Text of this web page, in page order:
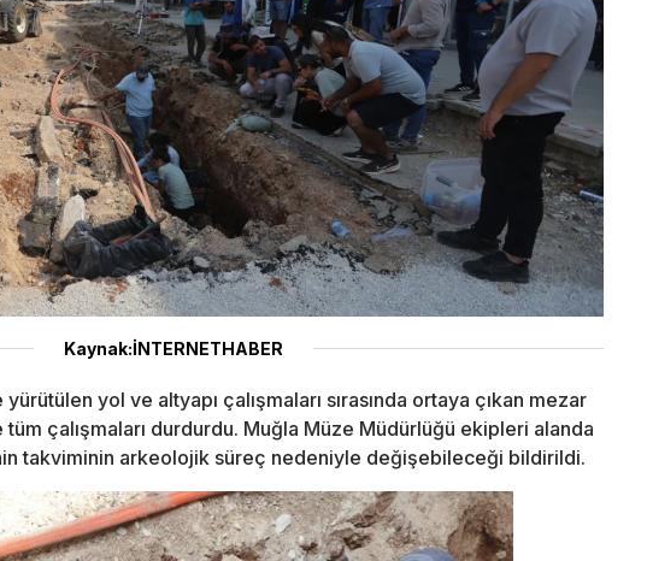
Kaynak:İNTERNETHABER
yol ve altyapı çalışmaları sırasında ortaya çıkan mezar
tüm çalışmaları durdurdu. Muğla Müze Müdürlüğü ekipleri alanda
takviminin arkeolojik süreç nedeniyle değişebileceği bildirildi.